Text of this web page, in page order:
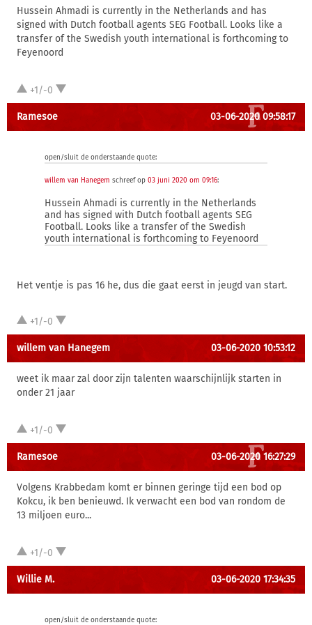
Hussein Ahmadi is currently in the Netherlands and has
signed with Dutch football agents SEG Football. Looks like a
transfer of the Swedish youth international is forthcoming to
Feyenoord
+1/-0
Ramesoe 03-06-2020 09:58:17
open/sluit de onderstaande quote:
willem van Hanegem schreef op 03 juni 2020 om 09:16:
Hussein Ahmadi is currently in the Netherlands
and has signed with Dutch football agents SEG
Football. Looks like a transfer of the Swedish
youth international is forthcoming to Feyenoord
Het ventje is pas 16 he, dus die gaat eerst in jeugd van start.
+1/-0
willem van Hanegem 03-06-2020 10:53:12
weet ik maar zal door zijn talenten waarschijnlijk starten in
onder 21 jaar
+1/-0
Ramesoe 03-06-2020 16:27:29
Volgens Krabbedam komt er binnen geringe tijd een bod op
Kokcu, ik ben benieuwd. Ik verwacht een bod van rondom de
13 miljoen euro...
+1/-0
Willie M. 03-06-2020 17:34:35
open/sluit de onderstaande quote: